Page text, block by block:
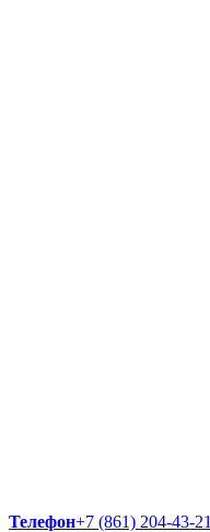
Телефон+7 (861) 204-43-21